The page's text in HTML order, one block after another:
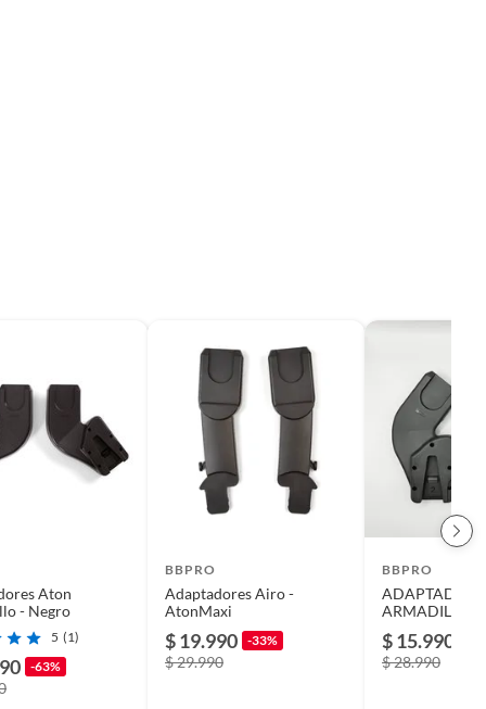
Aton
- Negro
5 (1)
-63%
BBPRO
Adaptadores Airo -
AtonMaxi
$ 19.990 -33%
$ 29.990
BBPRO
ADAPTADOR
ARMADILLO -
$ 15.990
$ 28.990